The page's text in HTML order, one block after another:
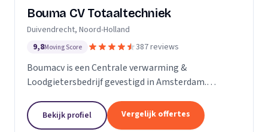
Bouma CV Totaaltechniek
Duivendrecht, Noord-Holland
9,8Moving Score 387 reviews
Boumacv is een Centrale verwarming &
Loodgietersbedrijf gevestigd in Amsterdam.
installatiebedrijf, actief in alle facetten binnen de
verwarming en...
Bekijk profiel Vergelijk offertes